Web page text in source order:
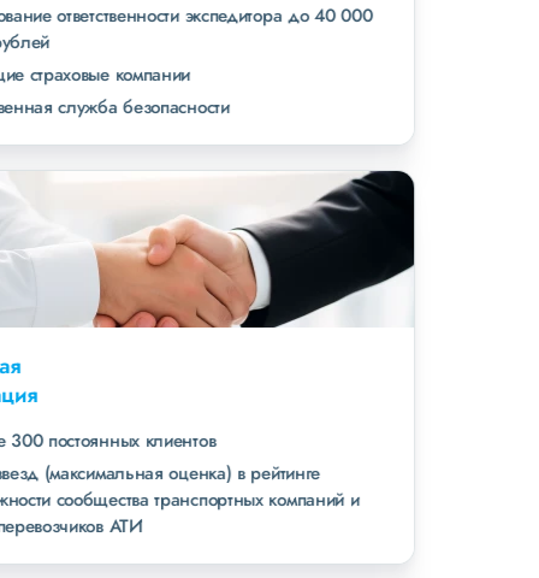
страхование ответственности экспедитора до 40 000
ведущие страховые компании
собственная служба безопасности
свыше 300 постоянных клиентов
пять звезд (максимальная оценка) в рейтинге
надежности сообщества транспортных компаний и
грузоперевозчиков АТИ